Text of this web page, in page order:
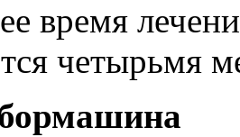
время
четырьмя